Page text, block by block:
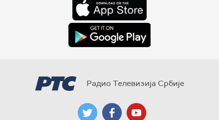
Радио Телевизија Србије